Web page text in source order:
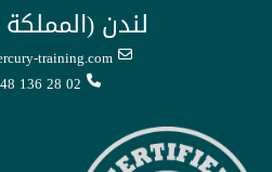
لندن
training.com
136 28 02